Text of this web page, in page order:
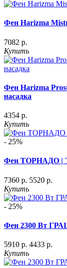
Фен Harizma
7082 р.
Купить
Фен Harizma
насадка
4354 р.
Купить
- 25%
Фен ТОРНАДО |
7360 р. 5520 р.
Купить
- 25%
Фен 2300 Вт
5910 р. 4433 р.
Купить